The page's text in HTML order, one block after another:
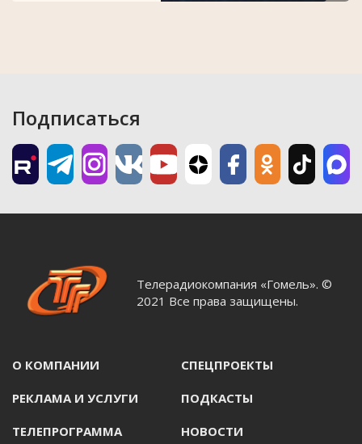
Подписаться
Телерадиокомпания «Гомель». ©
2021 Все права защищены.
О КОМПАНИИ СПЕЦПРОЕКТЫ
РЕКЛАМА И УСЛУГИ ПОДКАСТЫ
ТЕЛЕПРОГРАММА НОВОСТИ